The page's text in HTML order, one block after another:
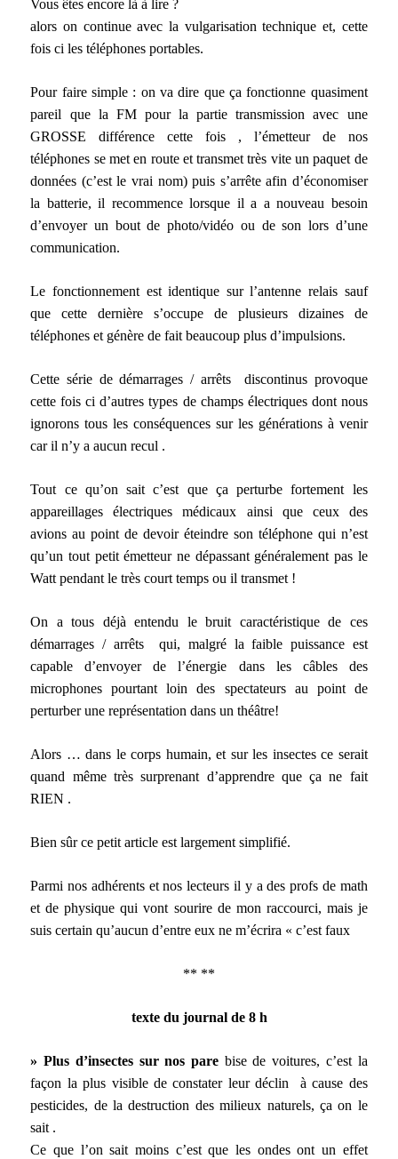
Vous êtes encore là à lire ?
alors on continue avec la vulgarisation technique et, cette
fois ci les téléphones portables.
Pour faire simple : on va dire que ça fonctionne quasiment
pareil que la FM pour la partie transmission avec une
GROSSE différence cette fois , l’émetteur de nos
téléphones se met en route et transmet très vite un paquet de
données (c’est le vrai nom) puis s’arrête afin d’économiser
la batterie, il recommence lorsque il a a nouveau besoin
d’envoyer un bout de photo/vidéo ou de son lors d’une
communication.
Le fonctionnement est identique sur l’antenne relais sauf
que cette dernière s’occupe de plusieurs dizaines de
téléphones et génère de fait beaucoup plus d’impulsions.
Cette série de démarrages / arrêts discontinus provoque
cette fois ci d’autres types de champs électriques dont nous
ignorons tous les conséquences sur les générations à venir
car il n’y a aucun recul .
Tout ce qu’on sait c’est que ça perturbe fortement les
appareillages électriques médicaux ainsi que ceux des
avions au point de devoir éteindre son téléphone qui n’est
qu’un tout petit émetteur ne dépassant généralement pas le
Watt pendant le très court temps ou il transmet !
On a tous déjà entendu le bruit caractéristique de ces
démarrages / arrêts qui, malgré la faible puissance est
capable d’envoyer de l’énergie dans les câbles des
microphones pourtant loin des spectateurs au point de
perturber une représentation dans un théâtre!
Alors … dans le corps humain, et sur les insectes ce serait
quand même très surprenant d’apprendre que ça ne fait
RIEN .
Bien sûr ce petit article est largement simplifié.
Parmi nos adhérents et nos lecteurs il y a des profs de math
et de physique qui vont sourire de mon raccourci, mais je
suis certain qu’aucun d’entre eux ne m’écrira « c’est faux
** **
texte du journal de 8 h
» Plus d’insectes sur nos pare bise de voitures, c’est la
façon la plus visible de constater leur déclin à cause des
pesticides, de la destruction des milieux naturels, ça on le
sait .
Ce que l’on sait moins c’est que les ondes ont un effet